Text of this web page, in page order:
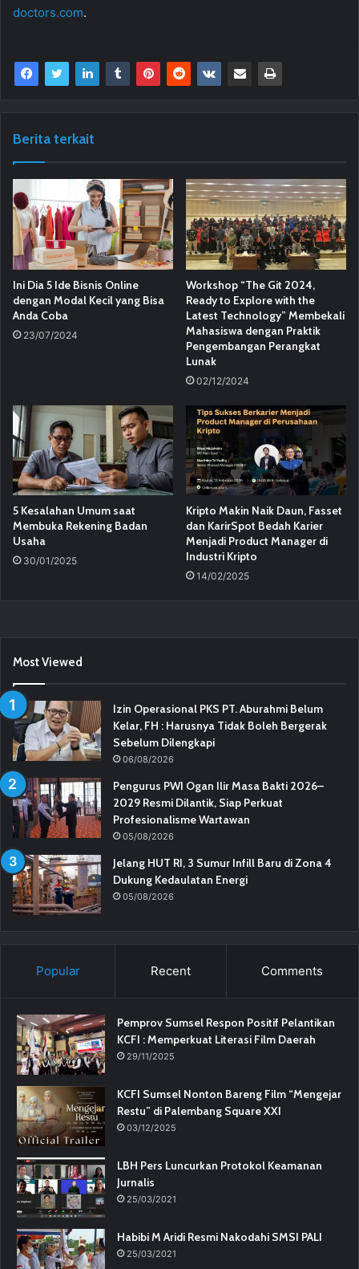
doctors.com.
Berita terkait
Ini Dia 5 Ide Bisnis Online
dengan Modal Kecil yang Bisa
Anda Coba
23/07/2024
Workshop “The Git 2024,
Ready to Explore with the
Latest Technology” Membekali
Mahasiswa dengan Praktik
Pengembangan Perangkat
Lunak
02/12/2024
5 Kesalahan Umum saat
Membuka Rekening Badan
Usaha
30/01/2025
Kripto Makin Naik Daun, Fasset
dan KarirSpot Bedah Karier
Menjadi Product Manager di
Industri Kripto
14/02/2025
Most Viewed
Izin Operasional PKS PT. Aburahmi Belum
Kelar, FH : Harusnya Tidak Boleh Bergerak
Sebelum Dilengkapi
06/08/2026
Pengurus PWI Ogan Ilir Masa Bakti 2026–
2029 Resmi Dilantik, Siap Perkuat
Profesionalisme Wartawan
05/08/2026
Jelang HUT RI, 3 Sumur Infill Baru di Zona 4
Dukung Kedaulatan Energi
05/08/2026
Popular Recent Comments
Pemprov Sumsel Respon Positif Pelantikan
KCFI : Memperkuat Literasi Film Daerah
29/11/2025
KCFI Sumsel Nonton Bareng Film “Mengejar
Restu” di Palembang Square XXI
03/12/2025
LBH Pers Luncurkan Protokol Keamanan
Jurnalis
25/03/2021
Habibi M Aridi Resmi Nakodahi SMSI PALI
25/03/2021